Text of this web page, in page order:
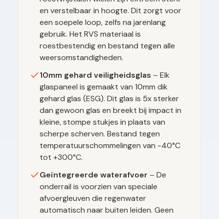
en verstelbaar in hoogte. Dit zorgt voor
een soepele loop, zelfs na jarenlang
gebruik. Het RVS materiaal is
roestbestendig en bestand tegen alle
weersomstandigheden.
10mm gehard veiligheidsglas – Elk
glaspaneel is gemaakt van 10mm dik
gehard glas (ESG). Dit glas is 5x sterker
dan gewoon glas en breekt bij impact in
kleine, stompe stukjes in plaats van
scherpe scherven. Bestand tegen
temperatuurschommelingen van -40°C
tot +300°C.
Geïntegreerde waterafvoer – De
onderrail is voorzien van speciale
afvoergleuven die regenwater
automatisch naar buiten leiden. Geen